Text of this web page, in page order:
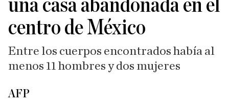
una casa abandonada en el
centro de México
Entre los cuerpos encontrados había al
menos 11 hombres y dos mujeres
AFP